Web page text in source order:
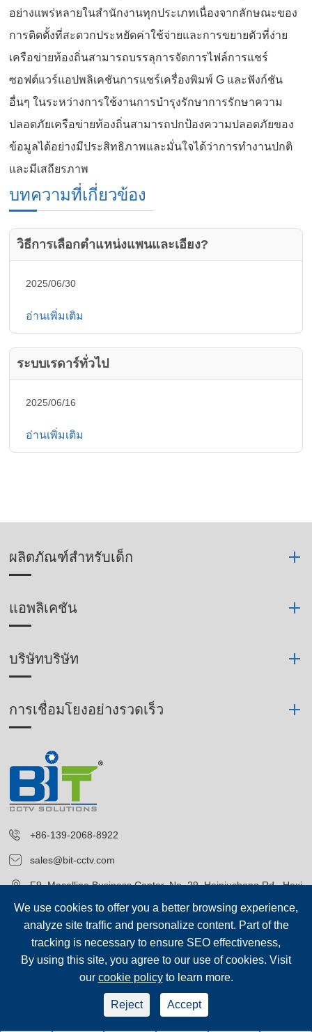
อย่างแพร่หลายในสำนักงานทุกประเภทเนื่องจากลักษณะของ
การติดตั้งที่สะดวกประหยัดค่าใช้จ่ายและการขยายตัวที่ง่าย
เครือข่ายท้องถิ่นสามารถบรรลุการจัดการไฟล์การแชร์
ซอฟต์แวร์แอปพลิเคชันการแชร์เครื่องพิมพ์ G และฟังก์ชัน
อื่นๆ ในระหว่างการใช้งานการบำรุงรักษาการรักษาความ
ปลอดภัยเครือข่ายท้องถิ่นสามารถปกป้องความปลอดภัยของ
ข้อมูลได้อย่างมีประสิทธิภาพและมั่นใจได้ว่าการทำงานปกติ
และมีเสถียรภาพ
บทความที่เกี่ยวข้อง
วิธีการเลือกตำแหน่งแพนและเอียง?
2025/06/30
อ่านเพิ่มเติม
ระบบเรดาร์ทั่วไป
2025/06/16
อ่านเพิ่มเติม
ผลิตภัณฑ์สำหรับเด็ก
แอพลิเคชัน
บริษัทบริษัท
การเชื่อมโยงอย่างรวดเร็ว
+86-139-2068-8922
sales@bit-cctv.com
F9, Macalline Business Center, No. 29, Heiniucheng Rd., Hexi
District, Tianjin, China
Blue Icon (Tianjin) Technology Co., Ltd.
Sitemap | นโยบายความเป็นส่วนตัว
We use cookies to offer you a better browsing experience,
analyze site traffic and personalize content. Part of the
tracking is necessary to ensure SEO effectiveness,
By using this site, you agree to our use of cookies. Visit
our cookie policyto learn more.
Reject Accept